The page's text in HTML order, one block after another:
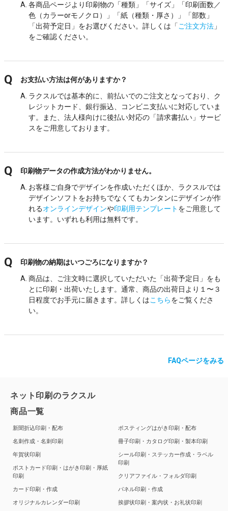
各商品ページより印刷物の「種類」「サイズ」「印刷面数／
色（カラーorモノクロ）」「紙（種類・厚さ）」「部数」
「出荷予定日」をお選びください。詳しくは「ご注文方法 」
をご確認ください。
お支払い方法は何がありますか？
ラクスルでは基本的に、前払いでのご注文となっており、ク
レジットカード、銀行振込、コンビニ支払いに対応していま
す。また、法人様向けに後払い対応の「請求書払い」サービ
スをご用意しております。
印刷物データの作成方法がわかりません。
お客様ご自身でデザインを作成いただくほか、ラクスルでは
デザインソフトをお持ちでなくてもカンタンにデザインが作
れるオンラインデザインや印刷用テンプレート をご用意して
います。いずれも利用は無料です。
印刷物の納期はいつごろになりますか？
商品は、ご注文時に選択していただいた「出荷予定日」をも
とに印刷・出荷いたします。通常、商品の出荷日より１〜３
日程度でお手元に届きます。詳しくはこちらをご覧くださ
い。
FAQページをみる
ネット印刷のラクスル
商品一覧
新聞折込印刷・配布
名刺作成・名刺印刷
年賀状印刷
ポストカード印刷・はがき印刷・厚紙
印刷
カード印刷・作成
オリジナルカレンダー印刷
ポスティングはがき印刷・配布
冊子印刷・カタログ印刷・製本印刷
シール印刷・ステッカー作成・ラベル
印刷
クリアファイル・フォルダ印刷
パネル印刷・作成
挨拶状印刷・案内状・お礼状印刷